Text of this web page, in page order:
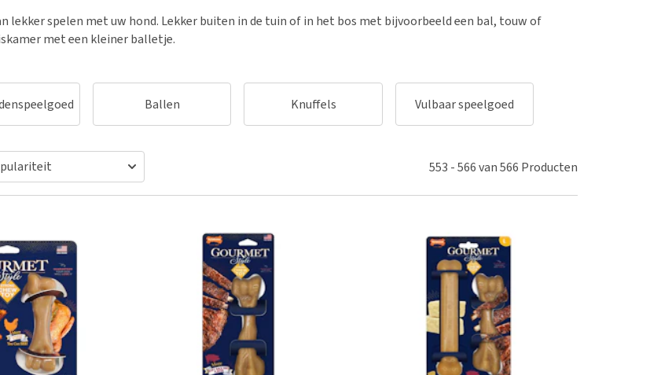
benodigdheden
alles
Bekijk alles
Ouderdom en dementie
Spieren, pezen en botten
Vruchtbaarheid
Bekijk alles
lekker spelen met uw hond. Lekker buiten in de tuin of in het bos met bijvoorbeeld een bal, touw of
met een kleiner balletje.
Ballen Knuffels Vulbaar speelgoed
553 -566van566 Producten